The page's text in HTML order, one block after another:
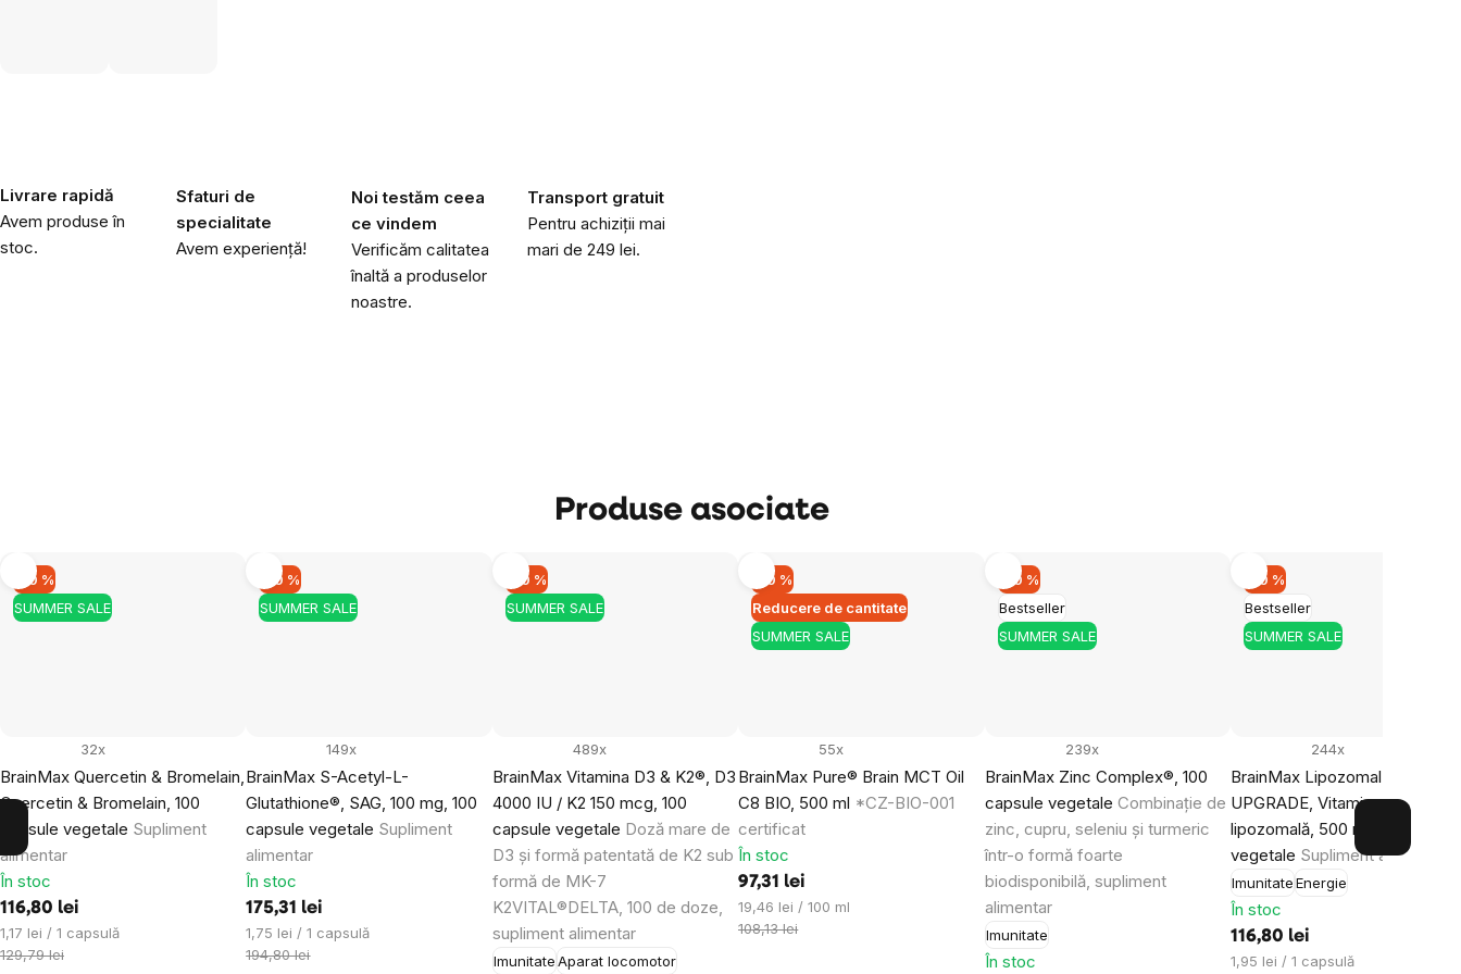
Livrare rapidă
Avem produse în
stoc.
Sfaturi de
specialitate
Avem experiență!
Noi testăm ceea
ce vindem
Verificăm calitatea
înaltă a produselor
noastre.
Transport gratuit
Pentru achiziții mai
mari de 249 lei.
Produse asociate
SUMMER SALE
–10 %
BrainMax Quercetin & Bromelain,
Quercetin & Bromelain, 100
capsule vegetale Supliment
alimentar
32x
În stoc
116,80 lei
Evaluare
preţ:
1,17 lei / 1 capsulă
129,79 lei
SUMMER SALE
–10 %
BrainMax S-Acetyl-L-
Glutathione®, SAG, 100 mg, 100
capsule vegetale Supliment
alimentar
149x
În stoc
175,31 lei
Evaluare
preţ:
1,75 lei / 1 capsulă
194,80 lei
SUMMER SALE
–10 %
BrainMax Vitamina D3 & K2®, D3
4000 IU / K2 150 mcg, 100
capsule vegetale Doză mare de
D3 și formă patentată de K2 sub
formă de MK-7
K2VITAL®DELTA, 100 de doze,
supliment alimentar
ImunitateAparat locomotor
489x
Reducere de cantitate
SUMMER SALE
–10 %
BrainMax Pure® Brain MCT Oil
C8 BIO, 500 ml *CZ-BIO-001
certificat
55x
În stoc
97,31 lei
Evaluare
preţ:
19,46 lei / 100 ml
108,13 lei
Bestseller
SUMMER SALE
–10 %
BrainMax Zinc Complex®, 100
capsule vegetale Combinație de
zinc, cupru, seleniu și turmeric
într-o formă foarte
biodisponibilă, supliment
alimentar
Imunitate
239x
În stoc
Bestseller
SUMMER SALE
–10 %
BrainMax Lipozomal Vitamin
UPGRADE, Vitamina C
lipozomală, 500 mg, 60
vegetale Supliment alimentar
ImunitateEnergie
244x
În stoc
116,80 lei
Evaluare
1,95 lei / 1 capsulă
Prin trimiterea formularului, sunteți de acord cu prelucrarea
datelor dumneavoastră personale
și cu primirea
buletinelor noastre informative inspiraționale.